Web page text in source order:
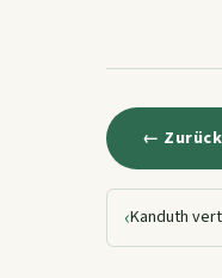
←
‹Kanduth